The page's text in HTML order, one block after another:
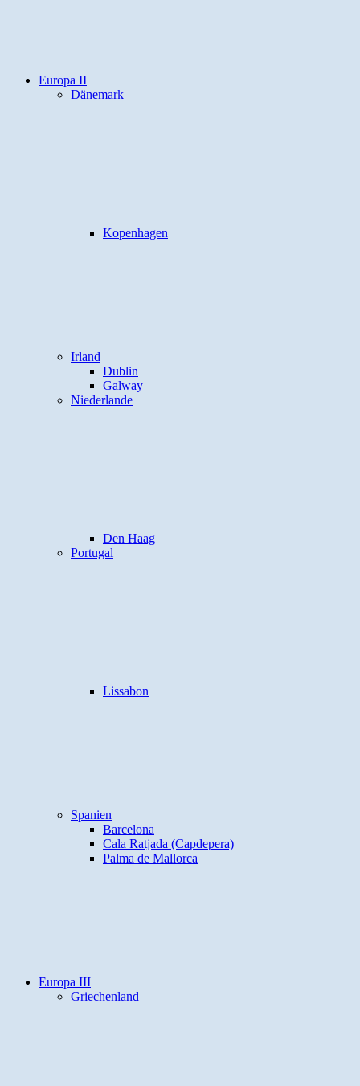
Europa II
Dänemark
Kopenhagen
Irland
Dublin
Galway
Niederlande
Den Haag
Portugal
Lissabon
Spanien
Barcelona
Cala Ratjada (Capdepera)
Palma de Mallorca
Europa III
Griechenland